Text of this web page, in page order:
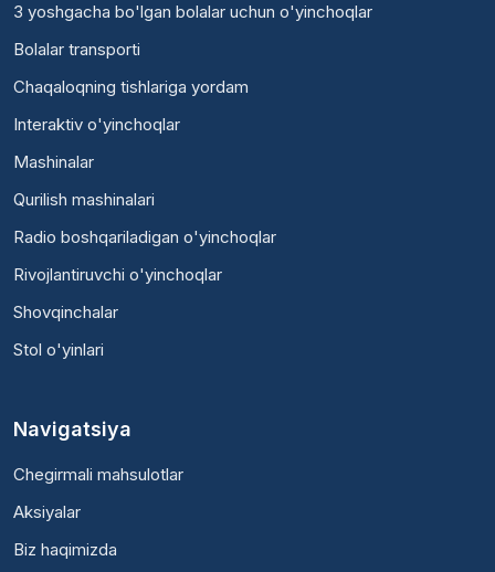
3 yoshgacha bo'lgan bolalar uchun o'yinchoqlar
Bolalar transporti
Chaqaloqning tishlariga yordam
Interaktiv o'yinchoqlar
Mashinalar
Qurilish mashinalari
Radio boshqariladigan o'yinchoqlar
Rivojlantiruvchi o'yinchoqlar
Shovqinchalar
Stol o'yinlari
Navigatsiya
Chegirmali mahsulotlar
Aksiyalar
Biz haqimizda